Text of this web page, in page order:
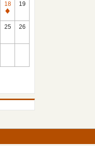
18
休
館
19
25 26